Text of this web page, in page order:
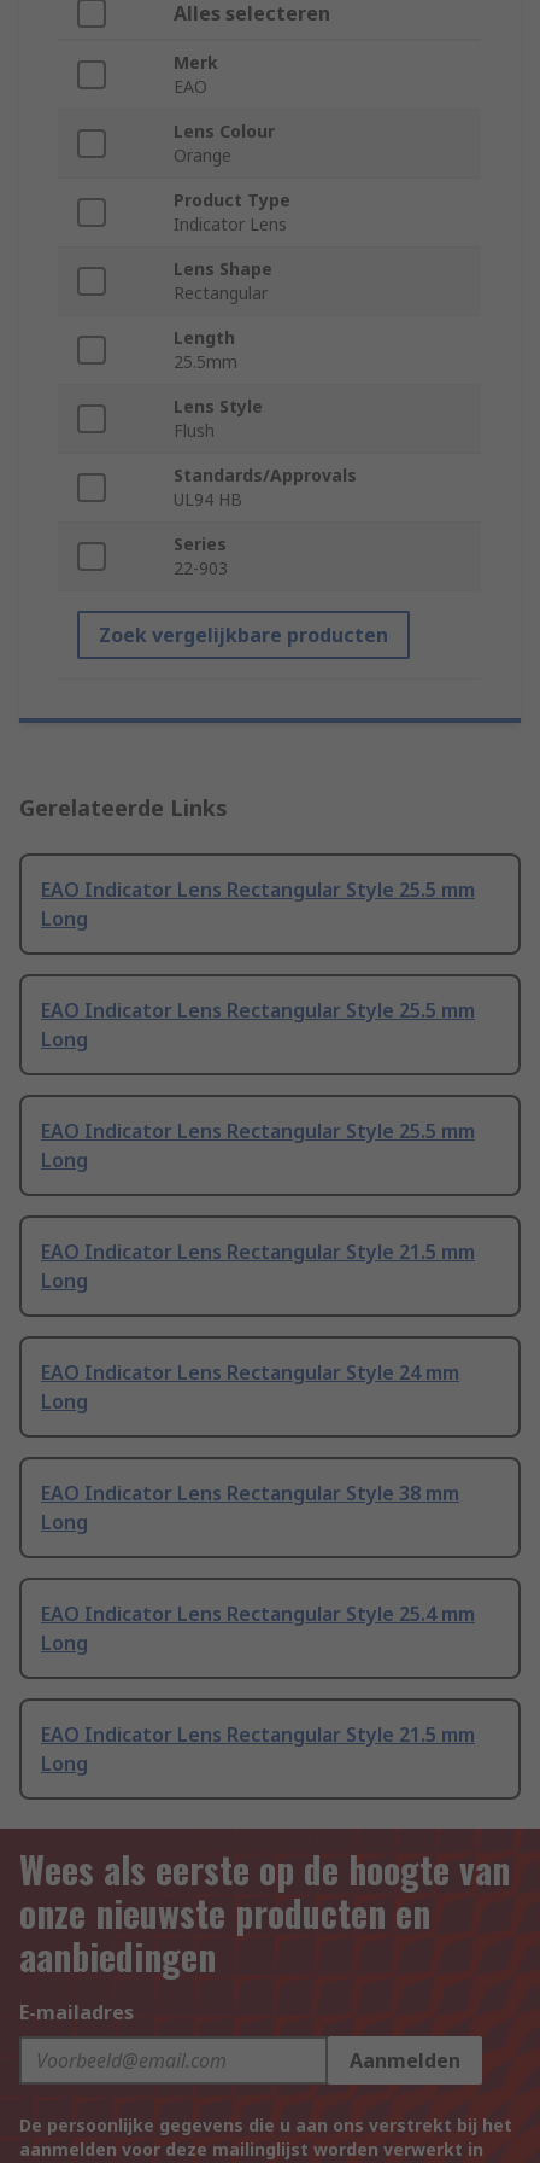
Alles selecteren
Merk
EAO
Lens Colour
Orange
Product Type
Indicator Lens
Lens Shape
Rectangular
Length
25.5mm
Lens Style
Flush
Standards/Approvals
UL94 HB
Series
22-903
Zoek vergelijkbare producten
Gerelateerde Links
EAO Indicator Lens Rectangular Style 25.5 mm
Long
EAO Indicator Lens Rectangular Style 25.5 mm
Long
EAO Indicator Lens Rectangular Style 25.5 mm
Long
EAO Indicator Lens Rectangular Style 21.5 mm
Long
EAO Indicator Lens Rectangular Style 24 mm
Long
EAO Indicator Lens Rectangular Style 38 mm
Long
EAO Indicator Lens Rectangular Style 25.4 mm
Long
EAO Indicator Lens Rectangular Style 21.5 mm
Long
Wees als eerste op de hoogte van
onze nieuwste producten en
aanbiedingen
E-mailadres
Aanmelden
De persoonlijke gegevens die u aan ons verstrekt bij het
aanmelden voor deze mailinglijst worden verwerkt in